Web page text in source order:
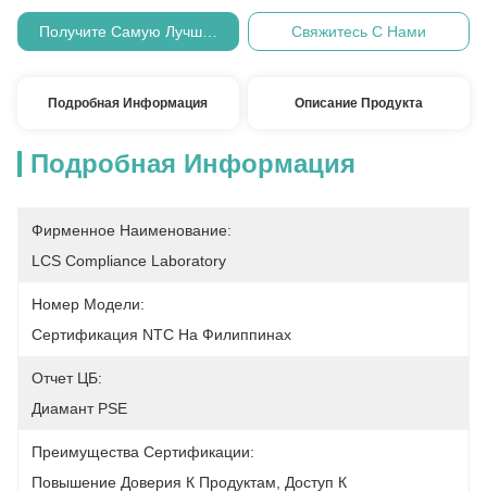
Получите Самую Лучшую Цену Свяжитесь С Нами
Подробная Информация Описание Продукта
Подробная Информация
Фирменное Наименование:
LCS Compliance Laboratory
Номер Модели:
Сертификация NTC На Филиппинах
Отчет ЦБ:
Диамант PSE
Преимущества Сертификации:
Повышение Доверия К Продуктам, Доступ К